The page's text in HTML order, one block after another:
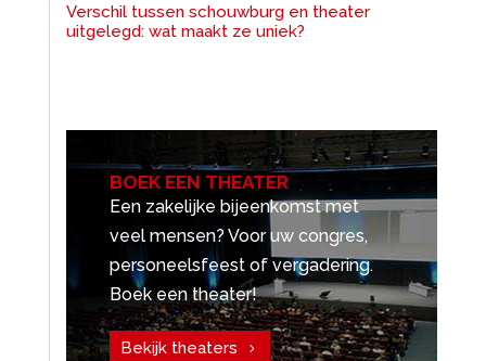
Verschil tussen schouwburg en theater
uitgelegd: wat maakt ze uniek?
BOEK EEN THEATER
Een zakelijke bijeenkomst met
veel mensen? Voor uw congres,
personeelsfeest of vergadering.
Boek een theater!
Bekijk theaters